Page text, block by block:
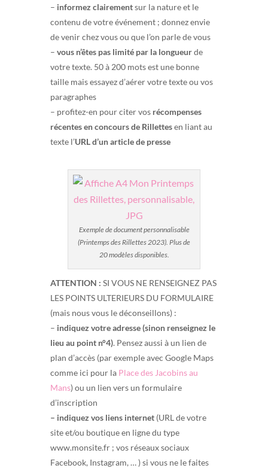
– informez clairementsur la nature et le
contenu de votre événement ; donnez envie
de venir chez vous ou que l’on parle de vous
– vous n’êtes pas limité par la longueurde
votre texte. 50 à 200 mots est une bonne
taille mais essayez d’aérer votre texte ou vos
paragraphes
– profitez-en pour citer vos récompenses
récentes en concours de Rillettesen liant au
texte l’URL d’un article de presse
Exemple de document personnalisable
(Printemps des Rillettes 2023). Plus de
20 modèles disponibles.
ATTENTION : SI VOUS NE RENSEIGNEZ PAS
LES POINTS ULTERIEURS DU FORMULAIRE
(mais nous vous le déconseillons) :
– indiquez votre adresse (sinon renseignez le
lieu au point n°4). Pensez aussi à un lien de
plan d’accès (par exemple avec Google Maps
comme ici pour la Place des Jacobins au
Mans) ou un lien vers un formulaire
d’inscription
– indiquez vos liens internet (URL de votre
site et/ou boutique en ligne du type
www.monsite.fr ; vos réseaux sociaux
Facebook, Instagram, … ) si vous ne le faites